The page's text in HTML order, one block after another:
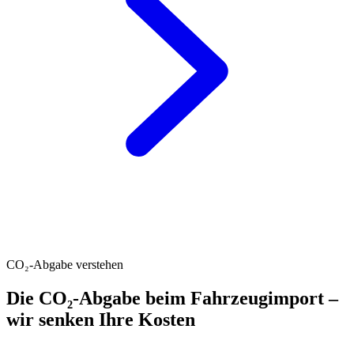
CO₂-Abgabe verstehen
Die CO₂-Abgabe beim Fahrzeugimport –
wir senken Ihre Kosten